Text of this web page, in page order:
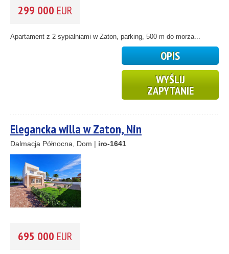
2
Dalmacja Południowa
CENA(wybierz zakres)
299 000 EUR
Apartament z 2 sypialniami w Zaton, parking, 500 m do morza...
OPIS
WYŚLIJ
ZAPYTANIE
Elegancka willa w Zaton, Nin
Dalmacja Północna, Dom | iro-1641
695 000 EUR